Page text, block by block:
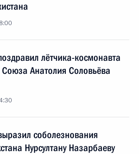
лётчика-космонавта
Союза Анатолия Соловьёва
соболезнования
Нурсултану Назарбаеву